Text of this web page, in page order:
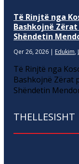
Të Rinjtë nga
Bashkojnë
Shëndetin
Qer 26, 2026 | Edukim,
Të Rinjtë nga
Bashkojnë Zërat
Shëndetin
THELLESISHT